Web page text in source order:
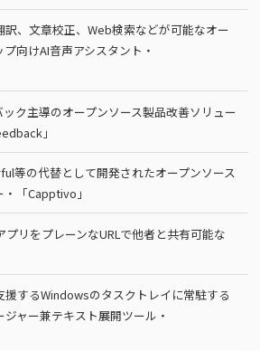
、文章校正、Web検索などが可能なオー
向けAI音声アシスタント・
ク主導のオープンソース製品改善ソリュー
」
等の代替として開発されたオープンソース
「Capptivo」
リをプレーンなURLで他者と共有可能な
援するWindowsのタスクトレイに常駐する
ャー兼テキスト展開ツール・